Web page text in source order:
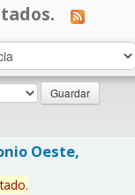
Oeste,
.